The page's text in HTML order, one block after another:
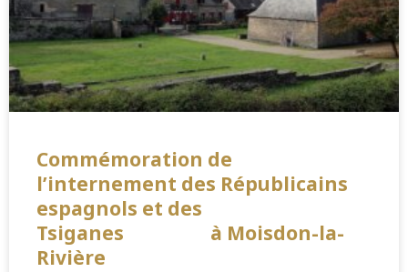
Commémoration de
l’internement des Républicains
espagnols et des
Tsiganes à Moisdon-la-
Rivière